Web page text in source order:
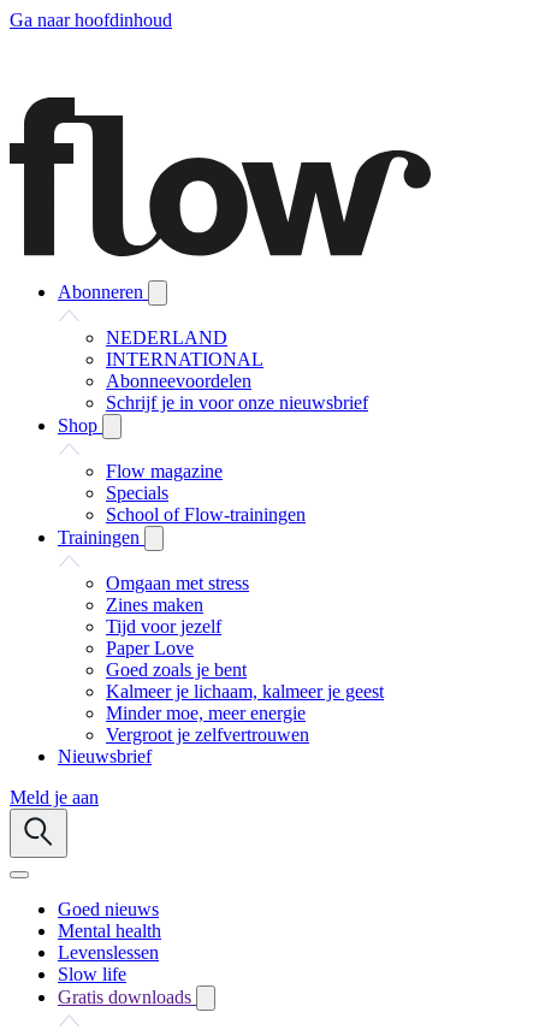
Ga naar hoofdinhoud
Abonneren
NEDERLAND
INTERNATIONAL
Abonneevoordelen
Schrijf je in voor onze nieuwsbrief
Shop
Flow magazine
Specials
School of Flow-trainingen
Trainingen
Omgaan met stress
Zines maken
Tijd voor jezelf
Paper Love
Goed zoals je bent
Kalmeer je lichaam, kalmeer je geest
Minder moe, meer energie
Vergroot je zelfvertrouwen
Nieuwsbrief
Meld je aan
Goed nieuws
Mental health
Levenslessen
Slow life
Gratis downloads